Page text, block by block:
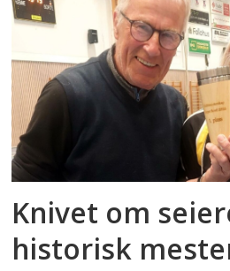
Knivet om
historisk